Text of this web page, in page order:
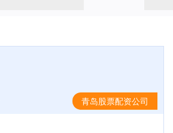
青岛股票配资公司